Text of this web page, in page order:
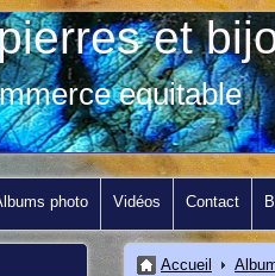
et
equitable
photo Vidéos Contact
Accueil